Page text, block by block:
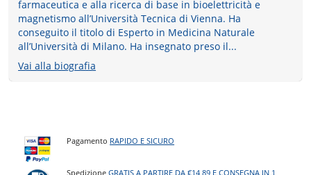
farmaceutica e alla ricerca di base in bioelettricità e
magnetismo all’Università Tecnica di Vienna. Ha
conseguito il titolo di Esperto in Medicina Naturale
all’Università di Milano. Ha insegnato preso il...
Vai alla biografia
Pagamento RAPIDO E SICURO
SpedizioneGRATIS A PARTIRE DA €14,89 E CONSEGNA IN 1